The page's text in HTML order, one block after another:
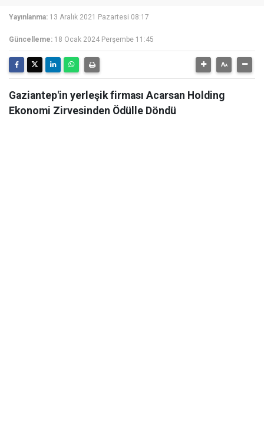
Yayınlanma: 13 Aralık 2021 Pazartesi 08:17
Güncelleme: 18 Ocak 2024 Perşembe 11:45
Gaziantep'in yerleşik firması Acarsan Holding
Ekonomi Zirvesinden Ödülle Döndü